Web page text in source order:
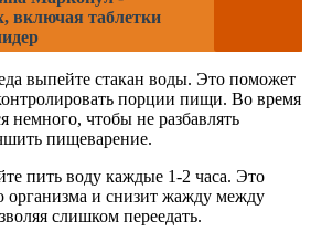
включая таблетки
выпейте стакан воды. Это поможет
порции пищи. Во время
немного, чтобы не разбавлять
пищеварение.
пить воду каждые 1-2 часа. Это
организма и снизит жажду между
слишком переедать.